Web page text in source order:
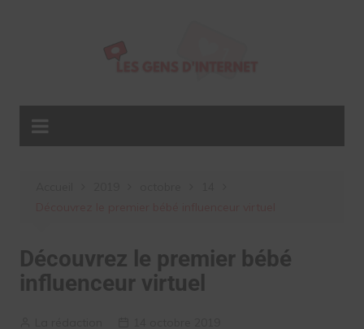
Découvrez le premier bébé
influenceur virtuel